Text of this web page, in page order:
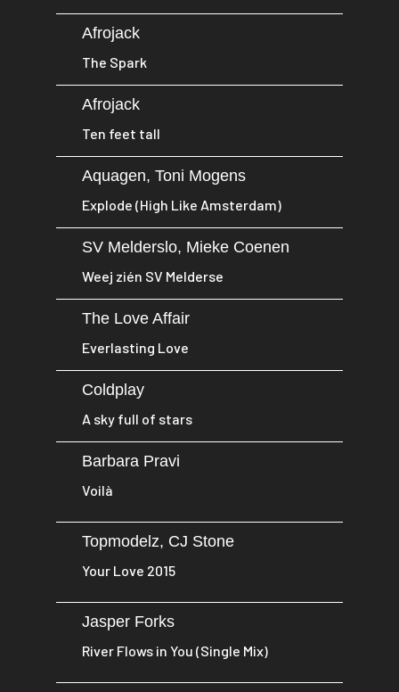
Afrojack
The Spark
Afrojack
Ten feet tall
Aquagen, Toni Mogens
Explode (High Like Amsterdam)
SV Melderslo, Mieke Coenen
Weej zién SV Melderse
The Love Affair
Everlasting Love
Coldplay
A sky full of stars
Barbara Pravi
Voilà
Topmodelz, CJ Stone
Your Love 2015
Jasper Forks
River Flows in You (Single Mix)